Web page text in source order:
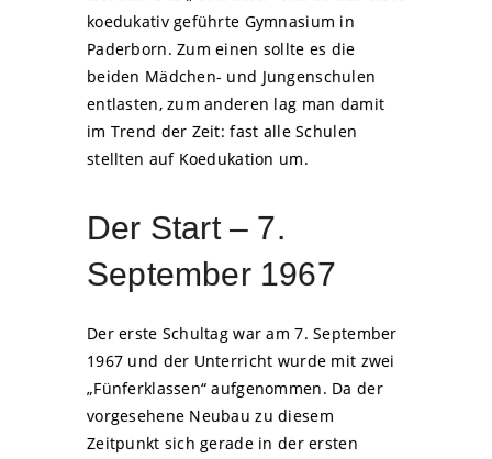
koedukativ geführte Gymnasium in
Paderborn. Zum einen sollte es die
beiden Mädchen- und Jungenschulen
entlasten, zum anderen lag man damit
im Trend der Zeit: fast alle Schulen
stellten auf Koedukation um.
Der Start – 7.
September 1967
Der erste Schultag war am 7. September
1967 und der Unterricht wurde mit zwei
„Fünferklassen“ aufgenommen. Da der
vorgesehene Neubau zu diesem
Zeitpunkt sich gerade in der ersten